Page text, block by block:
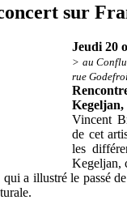
sur
Jeudi 20
> au
rue
Kegeljan,
Vincent
de cet
les
Kegeljan,
qui a illustré le passé